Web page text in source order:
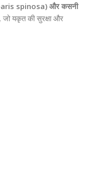
spinosa) और कसनी
जो यकृत की सुरक्षा और